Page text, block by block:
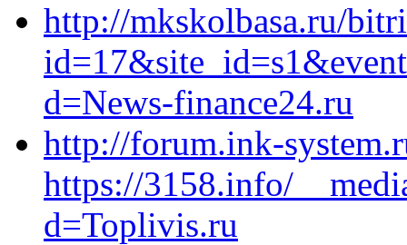
http://mkskolbasa.ru/
d=News-finance24.ru
http://forum.ink-
https://3158.info/
d=Toplivis.ru